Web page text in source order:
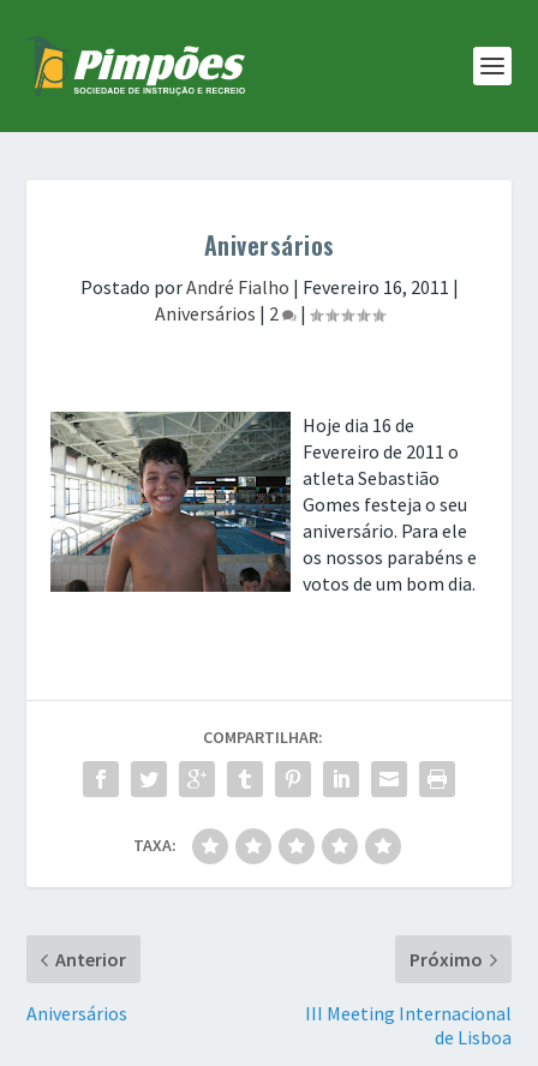
Aniversários
Postado porAndré Fialho | Fevereiro 16, 2011 |
Aniversários | 2 |
Hoje dia 16 de
Fevereiro de 2011 o
atleta Sebastião
Gomes festeja o seu
aniversário. Para ele
os nossos parabéns e
votos de um bom dia.
COMPARTILHAR:
TAXA:
Anterior
Aniversários
Próximo
III Meeting Internacional
de Lisboa